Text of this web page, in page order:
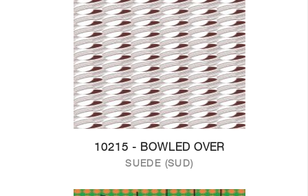
10215 - BOWLED OVER
SUEDE (SUD)